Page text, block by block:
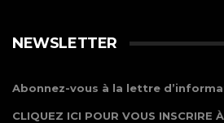
NEWSLETTER
Abonnez-vous à la lettre
CLIQUEZ ICI POUR VOUS INSCRIRE